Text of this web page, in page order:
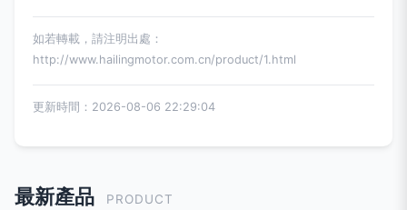
如若轉載，請注明出處：
http://www.hailingmotor.com.cn/product/1.html
更新時間：2026-08-06 22:29:04
最新產品 PRODUCT